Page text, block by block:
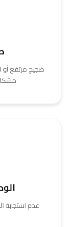
ضجيج مرتفع أو
عدم